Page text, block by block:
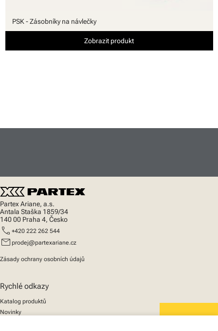
PSK - Zásobníky na návlečky
Zobrazit produkt
Partex Ariane, a.s.
Antala Staška 1859/34
140 00 Praha 4, Česko
call +420 222 262 544
mail prodej@partexariane.cz
Zásady ochrany osobních údajů
Rychlé odkazy
Katalog produktů
Novinky